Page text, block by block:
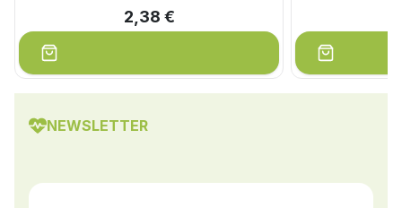
2,38 €
NEWSLETTER